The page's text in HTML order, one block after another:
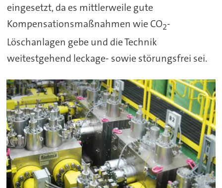
eingesetzt, da es mittlerweile gute
Kompensationsmaßnahmen wie CO2-
Löschanlagen gebe und die Technik
weitestgehend leckage- sowie störungsfrei sei.